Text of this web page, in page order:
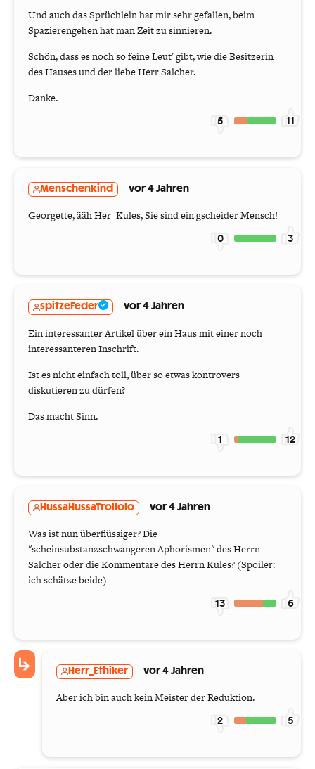
Und auch das Sprüchlein hat mir sehr gefallen, beim
Spazierengehen hat man Zeit zu sinnieren.
Schön, dass es noch so feine Leut' gibt, wie die Besitzerin
des Hauses und der liebe Herr Salcher.
Danke.
5 11
Menschenkind vor 4 Jahren
Georgette, ääh Her_Kules, Sie sind ein gscheider Mensch!
0 3
spitzeFeder vor 4 Jahren
Ein interessanter Artikel über ein Haus mit einer noch
interessanteren Inschrift.
Ist es nicht einfach toll, über so etwas kontrovers
diskutieren zu dürfen?
Das macht Sinn.
1 12
HussaHussaTrollolo vor 4 Jahren
Was ist nun überflüssiger? Die
"scheinsubstanzschwangeren Aphorismen" des Herrn
Salcher oder die Kommentare des Herrn Kules? (Spoiler:
ich schätze beide)
13 6
Herr_Ethiker vor 4 Jahren
Aber ich bin auch kein Meister der Reduktion.
2 5